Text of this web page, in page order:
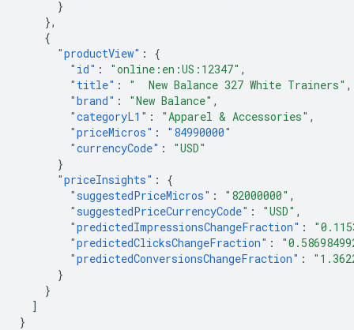
}
},
{
"productView" :
{
"id" : "online:en:US:12347" ,
"title" : "  New Balance 327 White Trainers" ,
"brand" : "New Balance" ,
"categoryL1" : "Apparel & Accessories" ,
"priceMicros" :
"84990000"
"currencyCode" :
"USD"
}
"priceInsights" :
{
"suggestedPriceMicros" : "82000000" ,
"suggestedPriceCurrencyCode" : "USD" ,
"predictedImpressionsChangeFraction" :
"predictedClicksChangeFraction" :
"predictedConversionsChangeFraction" :
}
}
]
}